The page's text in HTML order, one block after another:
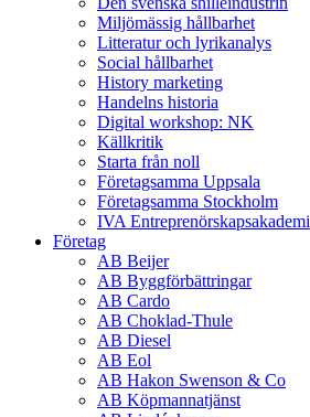
Miljömässig hållbarhet
Litteratur och lyrikanalys
Social hållbarhet
History marketing
Handelns historia
Digital workshop: NK
Källkritik
Starta från noll
Företagsamma Uppsala
Företagsamma Stockholm
IVA Entreprenörskapsakademi
Företag
AB Beijer
AB Byggförbättringar
AB Cardo
AB Choklad-Thule
AB Diesel
AB Eol
AB Hakon Swenson & Co
AB Köpmannatjänst